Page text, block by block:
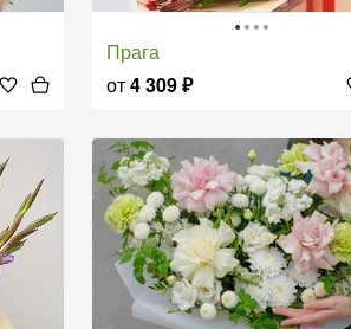
Прага
от4 309₽